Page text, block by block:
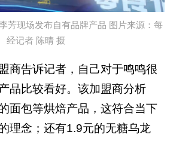
芳现场发布自有品牌产品 图片来源：每
经记者 陈晴 摄
商告诉记者，自己对于鸣鸣很
品比较看好。该加盟商分析
面包等烘焙产品，这符合当下
理念；还有1.9元的无糖乌龙